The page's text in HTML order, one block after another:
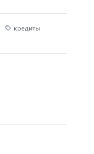
кредиты